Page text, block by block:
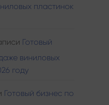
пластинок
Готовый
виниловых
году
Готовый бизнес по